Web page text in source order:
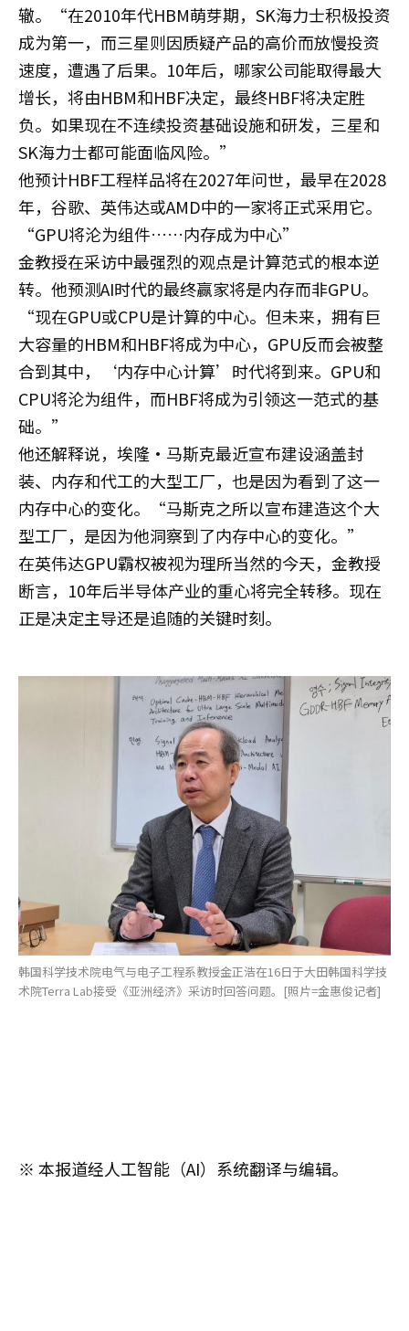
辙。“在2010年代HBM萌芽期，SK海力士积极投资
成为第一，而三星则因质疑产品的高价而放慢投资
速度，遭遇了后果。10年后，哪家公司能取得最大
增长，将由HBM和HBF决定，最终HBF将决定胜
负。如果现在不连续投资基础设施和研发，三星和
SK海力士都可能面临风险。”
他预计HBF工程样品将在2027年问世，最早在2028
年，谷歌、英伟达或AMD中的一家将正式采用它。
“GPU将沦为组件……内存成为中心”
金教授在采访中最强烈的观点是计算范式的根本逆
转。他预测AI时代的最终赢家将是内存而非GPU。
“现在GPU或CPU是计算的中心。但未来，拥有巨
大容量的HBM和HBF将成为中心，GPU反而会被整
合到其中，‘内存中心计算’时代将到来。GPU和
CPU将沦为组件，而HBF将成为引领这一范式的基
础。”
他还解释说，埃隆·马斯克最近宣布建设涵盖封
装、内存和代工的大型工厂，也是因为看到了这一
内存中心的变化。“马斯克之所以宣布建造这个大
型工厂，是因为他洞察到了内存中心的变化。”
在英伟达GPU霸权被视为理所当然的今天，金教授
断言，10年后半导体产业的重心将完全转移。现在
正是决定主导还是追随的关键时刻。
韩国科学技术院电气与电子工程系教授金正浩在16日于大田韩国科学技
术院Terra Lab接受《亚洲经济》采访时回答问题。[照片=金惠俊记者]
※ 本报道经人工智能（AI）系统翻译与编辑。